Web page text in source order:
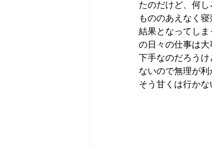
たのだけど、何
もののあえなく
結果となってし
の日々の仕事は
下手なのだろう
ないので無理が
そう甘くは行か